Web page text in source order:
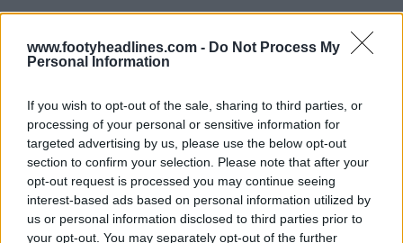
www.footyheadlines.com - Do Not Process My
Personal Information
If you wish to opt-out of the sale, sharing to third parties, or
processing of your personal or sensitive information for
targeted advertising by us, please use the below opt-out
section to confirm your selection. Please note that after your
opt-out request is processed you may continue seeing
interest-based ads based on personal information utilized by
us or personal information disclosed to third parties prior to
your opt-out. You may separately opt-out of the further